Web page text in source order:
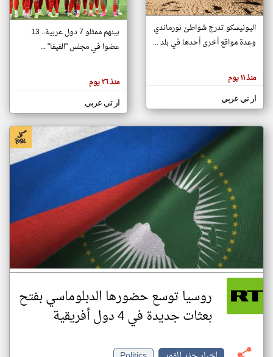
تغيير الدولة
اخبار جزر القمر على مدار الساعة
أهم اخبار جزر القمر العاجلة والمباشرة
هنا عن
وجهة
كاتبيها.
اليونيسكو تدرج شواطئ نورماندي
وعدة مواقع أخرى أحدها في بلد ...
منذ ١١ يوم
ار تي عربي
بينهم ممثلو 7 دول عربية.. 13
عضوا في مجلس "الفيفا" ...
منذ ٢٦ يوم
ار تي عربي
روسيا توسع حضورها الدبلوماسي بفتح
بعثات جديدة في 4 دول أفريقية
klyoum.com